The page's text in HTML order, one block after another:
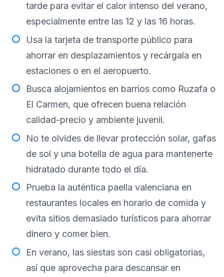
tarde para evitar el calor intenso del verano,
especialmente entre las 12 y las 16 horas.
Usa la tarjeta de transporte público para
ahorrar en desplazamientos y recárgala en
estaciones o en el aeropuerto.
Busca alojamientos en barrios como Ruzafa o
El Carmen, que ofrecen buena relación
calidad-precio y ambiente juvenil.
No te olvides de llevar protección solar, gafas
de sol y una botella de agua para mantenerte
hidratado durante todo el día.
Prueba la auténtica paella valenciana en
restaurantes locales en horario de comida y
evita sitios demasiado turísticos para ahorrar
dinero y comer bien.
En verano, las siestas son casi obligatorias,
así que aprovecha para descansar en